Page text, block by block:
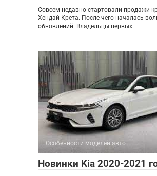
Совсем недавно стартовали продажи
Хендай Крета. После чего началась
обновлений. Владельцы первых
Особенности моделей авто
Новинки Kia 2020-2021